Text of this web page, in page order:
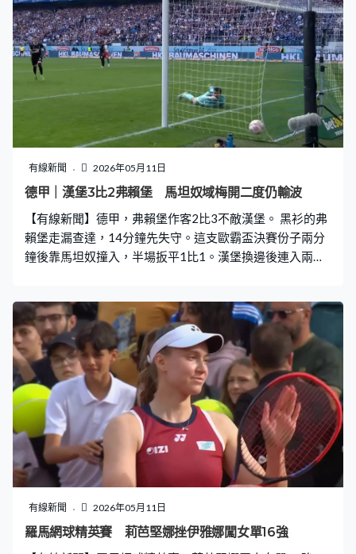
有線新聞 2026年05月11日
德甲｜漢堡3比2弗賴堡 馬坦奴域梅開二度仍輸波
【有線新聞】德甲，弗賴堡作客2比3不敵漢堡。 黑衫的弗
賴堡走漏查達，14分鐘先失守。這支歐霸盃決賽份子兩分
鐘後靠馬坦奴撞入，半場扳平1比1。漢堡換邊後連入兩
應角球頂入個人第2球，弗賴堡都輸2比3，排第7，漢堡升
上11。
有線新聞 2026年05月11日
羅馬網球精英賽 莉芭堅娜挫伊雅娜闖女單16強